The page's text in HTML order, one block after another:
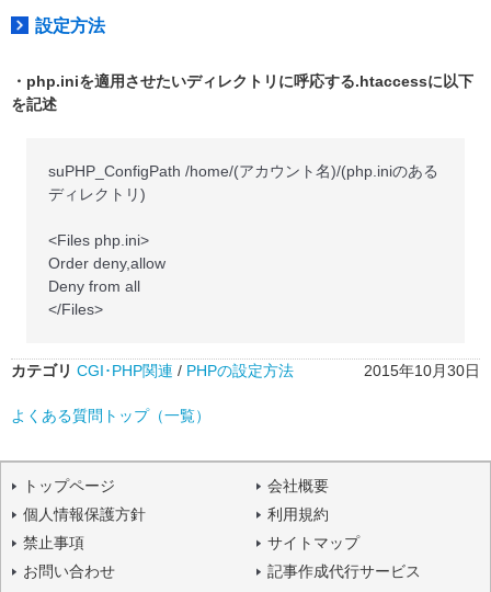
設定方法
・php.iniを適用させたいディレクトリに呼応する.htaccessに以下
を記述
suPHP_ConfigPath /home/(アカウント名)/(php.iniのある
ディレクトリ)
<Files php.ini>
Order deny,allow
Deny from all
</Files>
カテゴリ CGI･PHP関連 / PHPの設定方法 2015年10月30日
よくある質問トップ（一覧）
トップページ
会社概要
個人情報保護方針
利用規約
禁止事項
サイトマップ
お問い合わせ
記事作成代行サービス